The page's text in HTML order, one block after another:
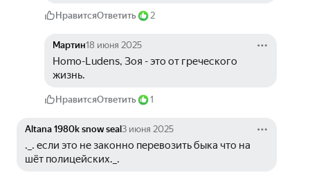
НравитсяОтветить 2
Мартин18 июня 2025
Homo-Ludens, Зоя - это от греческого
жизнь.
НравитсяОтветить 1
Altana 1980k snow seal 3 июня 2025
._. если это не законно перевозить быка что на
шёт полицейских._.